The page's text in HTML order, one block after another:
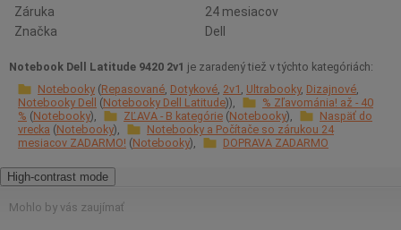
Záruka
24 mesiacov
Značka
Dell
Notebook Dell Latitude 9420 2v1 je zaradený tiež v týchto kategóriách:
Notebooky Repasované Dotykové 2v1 Ultrabooky Dizajnové
Notebooky Dell
Notebooky Dell Latitude
% Zľavománia! až - 40
% Notebooky ZĽAVA - B kategórie Notebooky
Naspäť do
vrecka Notebooky
Notebooky a Počítače so zárukou 24
mesiacov ZADARMO! Notebooky DOPRAVA ZADARMO
High-contrast mode
Mohlo by vás zaujímať